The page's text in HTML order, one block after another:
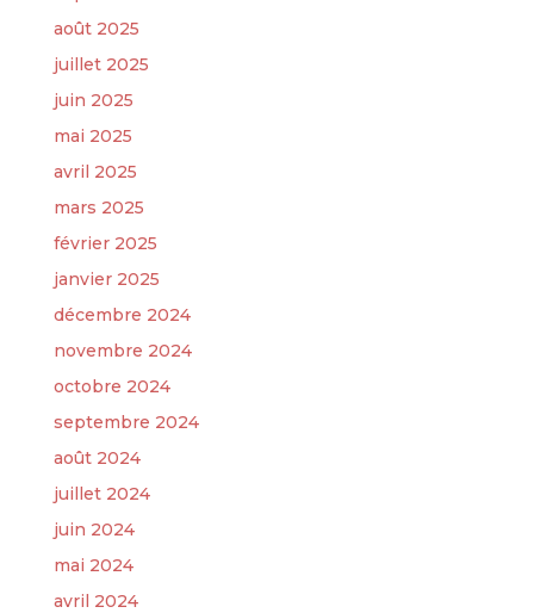
août 2025
juillet 2025
juin 2025
mai 2025
avril 2025
mars 2025
février 2025
janvier 2025
décembre 2024
novembre 2024
octobre 2024
septembre 2024
août 2024
juillet 2024
juin 2024
mai 2024
avril 2024